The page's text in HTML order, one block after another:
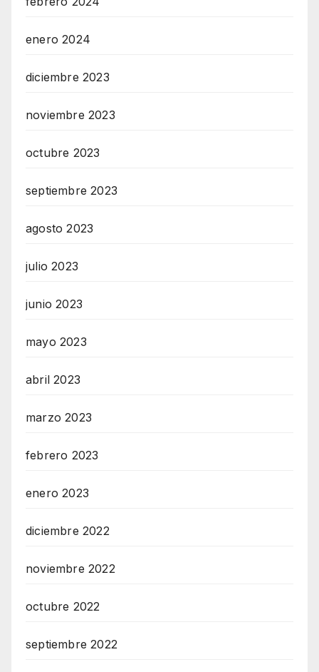
enero 2024
diciembre 2023
noviembre 2023
octubre 2023
septiembre 2023
agosto 2023
julio 2023
junio 2023
mayo 2023
abril 2023
marzo 2023
febrero 2023
enero 2023
diciembre 2022
noviembre 2022
octubre 2022
septiembre 2022